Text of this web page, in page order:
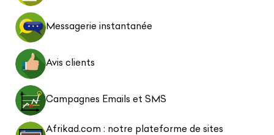
Messagerie instantanée
Avis clients
Campagnes Emails et SMS
Afrikad.com : notre plateforme de sites